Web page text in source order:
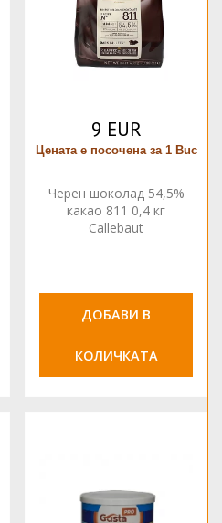
9 EUR
Цената е посочена за 1 Buc
Черен шоколад 54,5%
какао 811 0,4 кг
Callebaut
ДОБАВИ В
КОЛИЧКАТА